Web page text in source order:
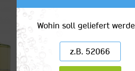
Wohin soll geliefert